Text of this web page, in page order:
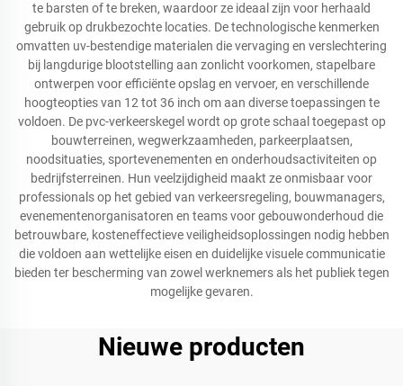
te barsten of te breken, waardoor ze ideaal zijn voor herhaald
gebruik op drukbezochte locaties. De technologische kenmerken
omvatten uv-bestendige materialen die vervaging en verslechtering
bij langdurige blootstelling aan zonlicht voorkomen, stapelbare
ontwerpen voor efficiënte opslag en vervoer, en verschillende
hoogteopties van 12 tot 36 inch om aan diverse toepassingen te
voldoen. De pvc-verkeerskegel wordt op grote schaal toegepast op
bouwterreinen, wegwerkzaamheden, parkeerplaatsen,
noodsituaties, sportevenementen en onderhoudsactiviteiten op
bedrijfsterreinen. Hun veelzijdigheid maakt ze onmisbaar voor
professionals op het gebied van verkeersregeling, bouwmanagers,
evenementenorganisatoren en teams voor gebouwonderhoud die
betrouwbare, kosteneffectieve veiligheidsoplossingen nodig hebben
die voldoen aan wettelijke eisen en duidelijke visuele communicatie
bieden ter bescherming van zowel werknemers als het publiek tegen
mogelijke gevaren.
Nieuwe producten